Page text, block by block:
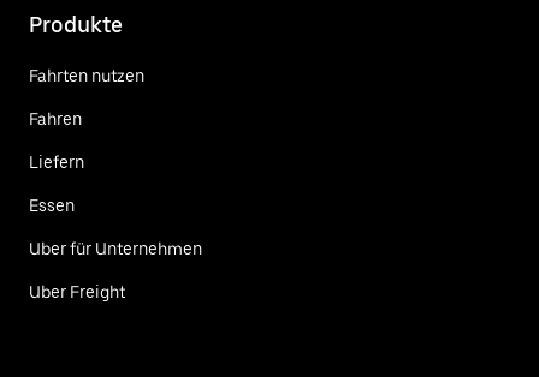
Produkte
Fahrten nutzen
Fahren
Liefern
Essen
Uber für Unternehmen
Uber Freight